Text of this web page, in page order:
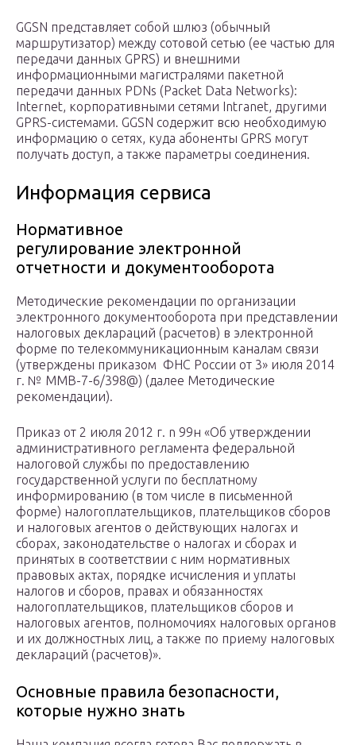
GGSN представляет собой шлюз (обычный
маршрутизатор) между сотовой сетью (ее частью для
передачи данных GPRS) и внешними
информационными магистралями пакетной
передачи данных PDNs (Packet Data Networks):
Internet, корпоративными сетями Intranet, другими
GPRS-системами. GGSN содержит всю необходимую
информацию о сетях, куда абоненты GPRS могут
получать доступ, а также параметры соединения.
Информация сервиса
Нормативное
регулирование электронной
отчетности и документооборота
Методические рекомендации по организации
электронного документооборота при представлении
налоговых деклараций (расчетов) в электронной
форме по телекоммуникационным каналам связи
(утверждены приказом ФНС России от 3» июля 2014
г. № ММВ-7-6/398@) (далее Методические
рекомендации).
Приказ от 2 июля 2012 г. n 99н «Об утверждении
административного регламента федеральной
налоговой службы по предоставлению
государственной услуги по бесплатному
информированию (в том числе в письменной
форме) налогоплательщиков, плательщиков сборов
и налоговых агентов о действующих налогах и
сборах, законодательстве о налогах и сборах и
принятых в соответствии с ним нормативных
правовых актах, порядке исчисления и уплаты
налогов и сборов, правах и обязанностях
налогоплательщиков, плательщиков сборов и
налоговых агентов, полномочиях налоговых органов
и их должностных лиц, а также по приему налоговых
деклараций (расчетов)».
Основные правила безопасности,
которые нужно знать